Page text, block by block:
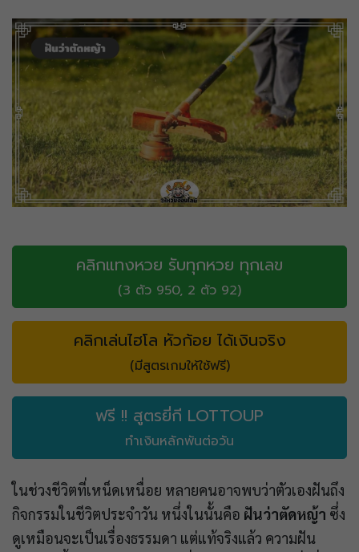
คลิกแทงหวย รับทุกหวย ทุกเลข
(3 ตัว 950, 2 ตัว 92)
คลิกเล่นไฮโล หัวก้อย ได้เงินจริง
(มีสูตรเกมให้ใช้ฟรี)
ฟรี !! สูตรยี่กี LOTTOUP
ทำเงินหลักพันต่อวัน
ในช่วงชีวิตที่เหน็ดเหนื่อย หลายคนอาจพบว่าตัวเองฝันถึง
กิจกรรมในชีวิตประจำวัน หนึ่งในนั้นคือ ฝันว่าตัดหญ้า ซึ่ง
ดูเหมือนจะเป็นเรื่องธรรมดา แต่แท้จริงแล้ว ความฝัน